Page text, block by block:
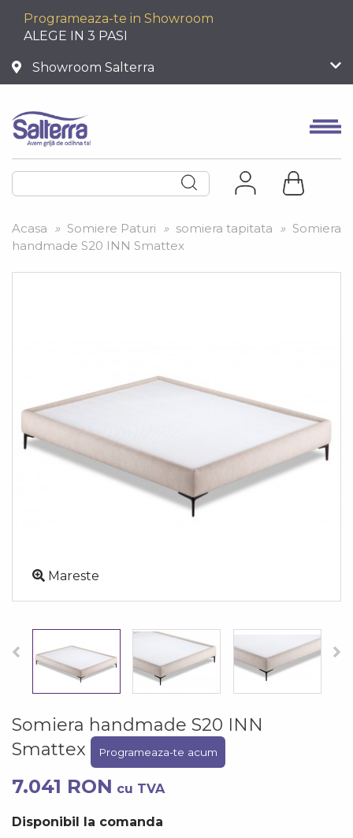
Programeaza-te in Showroom
ALEGE IN 3 PASI
Showroom Salterra
Acasa » Somiere Paturi » somiera tapitata » Somiera
handmade S20 INN Smattex
Mareste
Somiera handmade S20 INN
Smattex
Programeaza-te acum
7.041 RON cu TVA
Disponibil la comanda